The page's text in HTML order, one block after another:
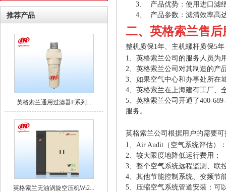
推荐产品
英格索兰通用过滤器F系列...
英格索兰无油涡旋空压机Wi2...
3、 产品优势：使用进口滤
4、 产品参数：滤清效率高
二、英格索兰售后
整机质保1年、主机螺杆质保5年
1、英格索兰公司的服务人员为
2、英格索兰公司对其制造的产
3、如果空气中心和办事处所在
4、英格索兰在上海建有工厂、
5、英格索兰公司开通了400-
服务。
英格索兰公司根据用户的需要
1、Air Audit（空气系统评估）
2、较大限度地降低运行费用；
3、整个空气系统远程监测、联
4、其他节能控制系统、变频节
5、压缩空气系统管道安装：可